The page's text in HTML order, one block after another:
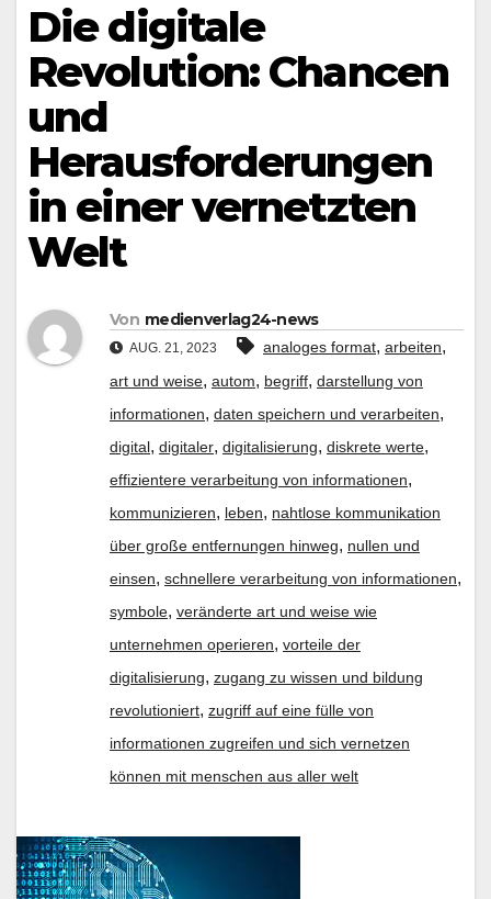
Die digitale
Revolution: Chancen
und
Herausforderungen
in einer vernetzten
Welt
Von medienverlag24-news
AUG. 21, 2023 analoges format, arbeiten,
art und weise, autom, begriff, darstellung von
informationen, daten speichern und verarbeiten,
digital, digitaler, digitalisierung, diskrete werte,
effizientere verarbeitung von informationen,
kommunizieren, leben, nahtlose kommunikation
über große entfernungen hinweg, nullen und
einsen, schnellere verarbeitung von informationen,
symbole, veränderte art und weise wie
unternehmen operieren, vorteile der
digitalisierung, zugang zu wissen und bildung
revolutioniert, zugriff auf eine fülle von
informationen zugreifen und sich vernetzen
können mit menschen aus aller welt